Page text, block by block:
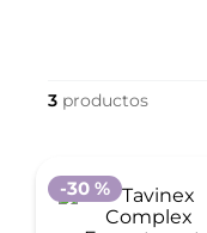
3
-30 %